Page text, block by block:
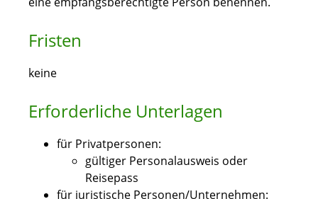
Fristen
keine
Erforderliche Unterlagen
für Privatpersonen:
gültiger Personalausweis oder
Reisepass
für juristische Personen/Unternehmen: